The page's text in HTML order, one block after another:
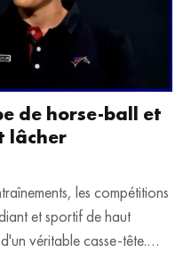
de horse-ball et
lâcher
les compétitions
et sportif de haut
véritable casse-tête.